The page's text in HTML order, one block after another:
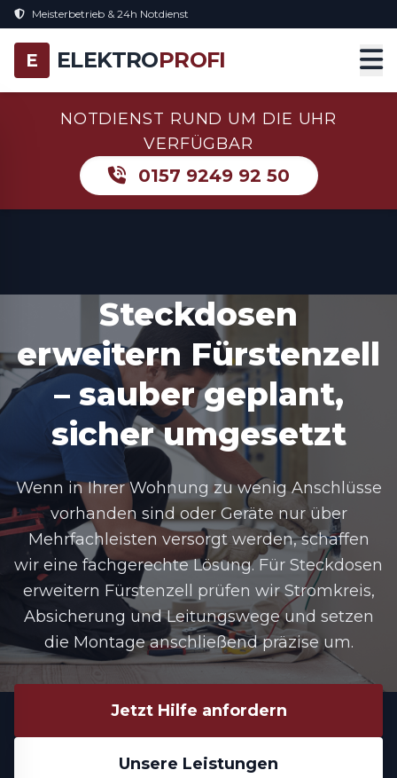
Meisterbetrieb & 24h Notdienst
E ELEKTROPROFI
NOTDIENST RUND UM DIE UHR
VERFÜGBAR
0157 9249 92 50
Steckdosen
erweitern Fürstenzell
– sauber geplant,
sicher umgesetzt
Wenn in Ihrer Wohnung zu wenig Anschlüsse
vorhanden sind oder Geräte nur über
Mehrfachleisten versorgt werden, schaffen
wir eine fachgerechte Lösung. Für Steckdosen
erweitern Fürstenzell prüfen wir Stromkreis,
Absicherung und Leitungswege und setzen
die Montage anschließend präzise um.
Jetzt Hilfe anfordern
Unsere Leistungen